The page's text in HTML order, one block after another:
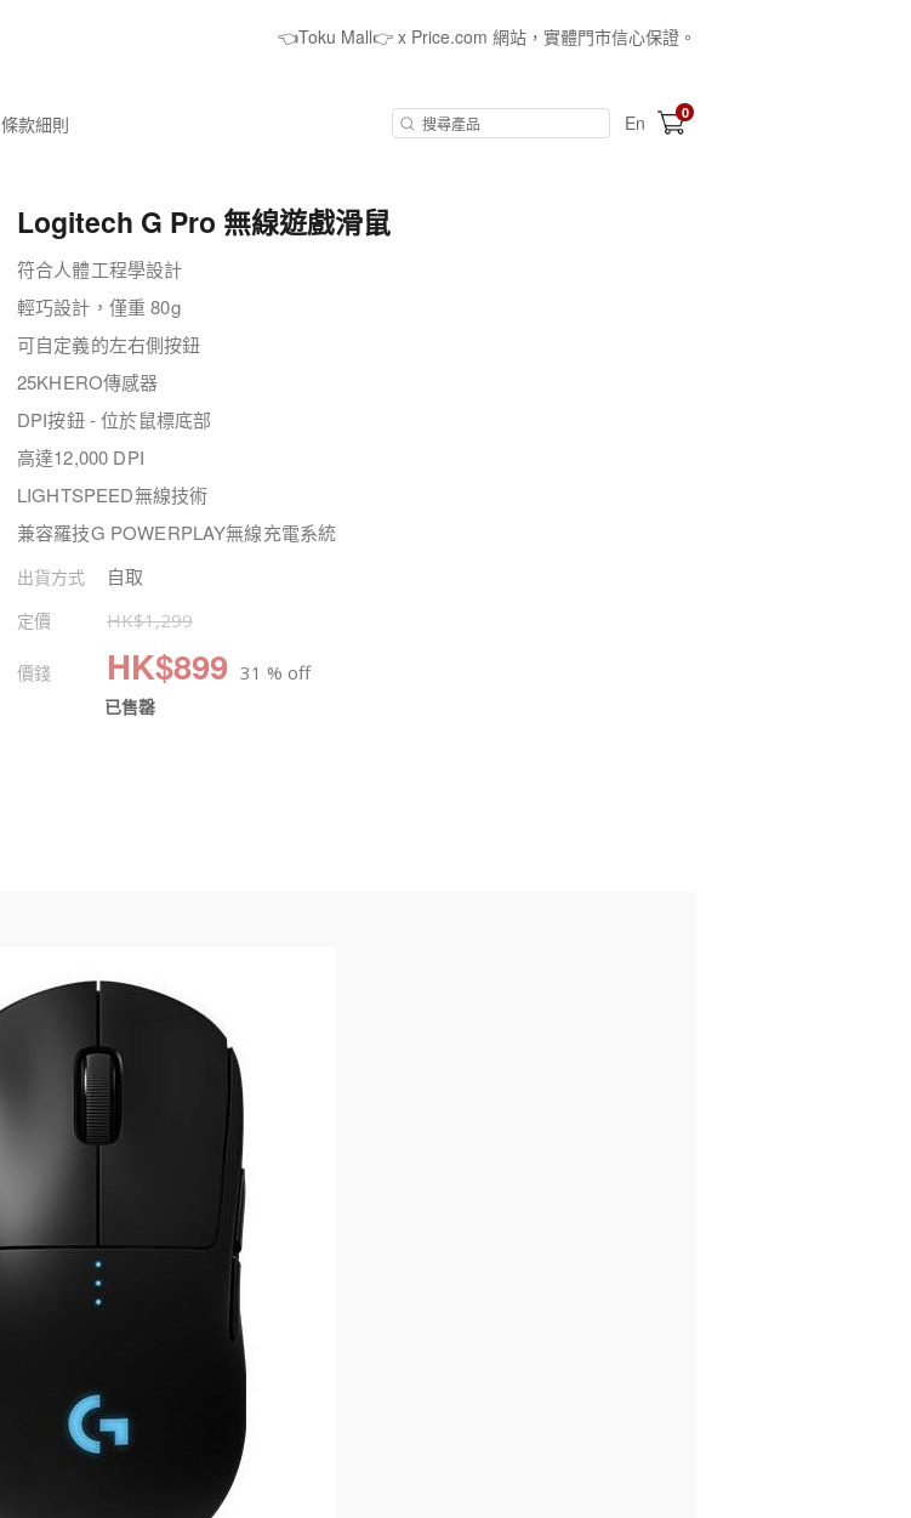
👈Toku Mall👉 x Price.com 網站，實體門市信心保證。
條款細則 En 0
Logitech G Pro 無線遊戲滑鼠
符合人體工程學設計
輕巧設計，僅重 80g
可自定義的左右側按鈕
25KHERO傳感器
DPI按鈕 - 位於鼠標底部
高達12,000 DPI
LIGHTSPEED無線技術
兼容羅技G POWERPLAY無線充電系統
出貨方式 自取
定價 HK$1,299
價錢 HK$899 31 % off
已售罄